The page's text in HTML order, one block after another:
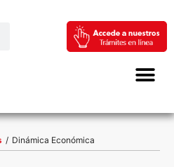
herramientas
/ Dinámica Económica